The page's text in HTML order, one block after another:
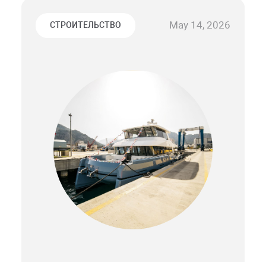
СТРОИТЕЛЬСТВО May 14, 2026